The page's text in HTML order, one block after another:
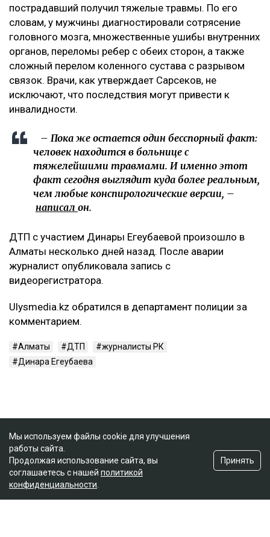
пострадавший получил тяжелые травмы. По его
словам, у мужчины диагностировали сотрясение
головного мозга, множественные ушибы внутренних
органов, переломы ребер с обеих сторон, а также
сложный перелом коленного сустава с разрывом
связок. Врачи, как утверждает Сарсеков, не
исключают, что последствия могут привести к
инвалидности.
– Пока же остается один бесспорный факт:
человек находится в больнице с
тяжелейшими травмами. И именно этот
факт сегодня выглядит куда более реальным,
чем любые конспирологические версии, –
написал он.
ДТП с участием Динары Егеубаевой произошло в
Алматы несколько дней назад. После аварии
журналист опубликовала запись с
видеорегистратора.
Ulysmedia.kz обратился в департамент полиции за
комментарием.
Алматы ДТП
журналисты РК
Динара Егеубаева
Мы используем файлы cookie для улучшения
работы сайта.
Продолжая использование сайта, вы
соглашаетесь с нашей политикой
конфиденциальности
Принять